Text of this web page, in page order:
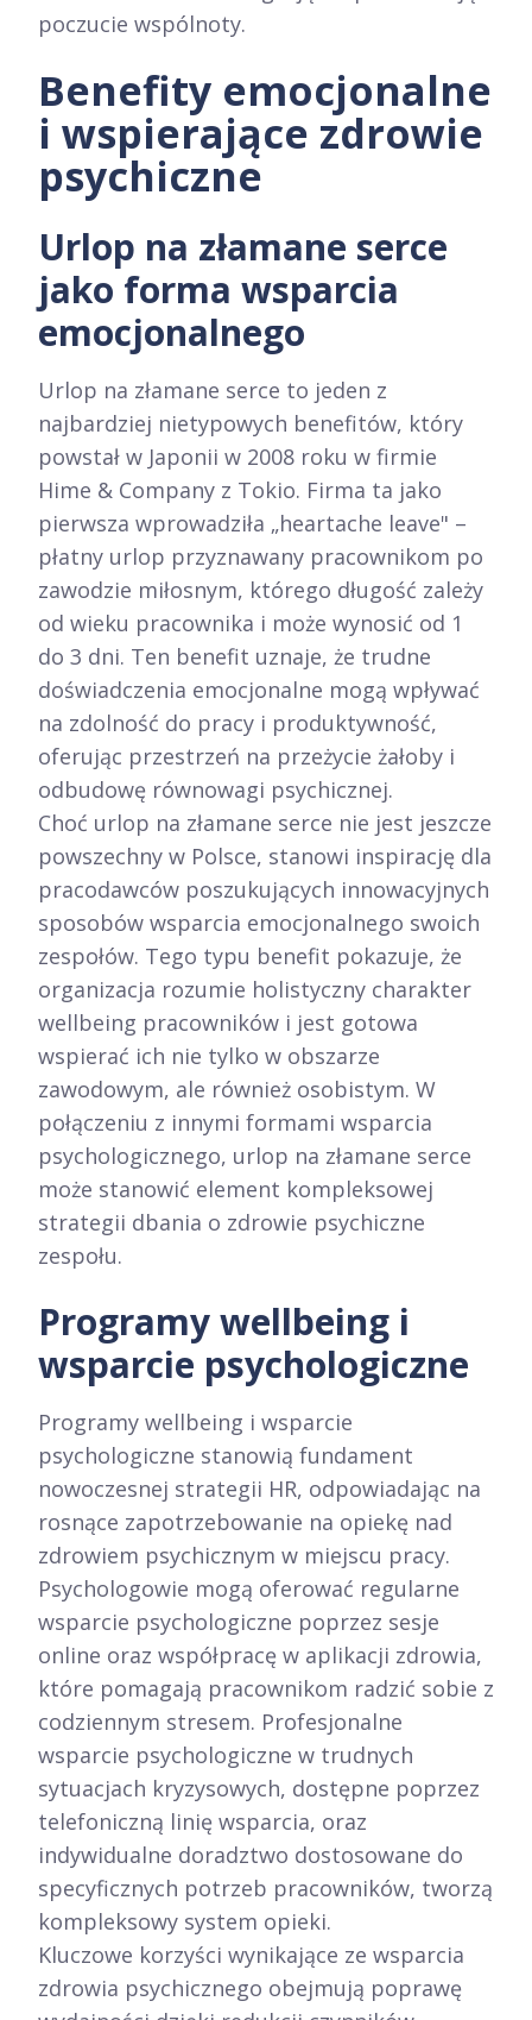
poczucie wspólnoty.​
Benefity emocjonalne
i wspierające zdrowie
psychiczne
Urlop na złamane serce
jako forma wsparcia
emocjonalnego
Urlop na złamane serce to jeden z
najbardziej nietypowych benefitów, który
powstał w Japonii w 2008 roku w firmie
Hime & Company z Tokio. Firma ta jako
pierwsza wprowadziła „heartache leave" –
płatny urlop przyznawany pracownikom po
zawodzie miłosnym, którego długość zależy
od wieku pracownika i może wynosić od 1
do 3 dni. Ten benefit uznaje, że trudne
doświadczenia emocjonalne mogą wpływać
na zdolność do pracy i produktywność,
oferując przestrzeń na przeżycie żałoby i
odbudowę równowagi psychicznej.​
Choć urlop na złamane serce nie jest jeszcze
powszechny w Polsce, stanowi inspirację dla
pracodawców poszukujących innowacyjnych
sposobów wsparcia emocjonalnego swoich
zespołów. Tego typu benefit pokazuje, że
organizacja rozumie holistyczny charakter
wellbeing pracowników i jest gotowa
wspierać ich nie tylko w obszarze
zawodowym, ale również osobistym. W
połączeniu z innymi formami wsparcia
psychologicznego, urlop na złamane serce
może stanowić element kompleksowej
strategii dbania o zdrowie psychiczne
zespołu.​
Programy wellbeing i
wsparcie psychologiczne
Programy wellbeing i wsparcie
psychologiczne stanowią fundament
nowoczesnej strategii HR, odpowiadając na
rosnące zapotrzebowanie na opiekę nad
zdrowiem psychicznym w miejscu pracy.
Psychologowie mogą oferować regularne
wsparcie psychologiczne poprzez sesje
online oraz współpracę w aplikacji zdrowia,
które pomagają pracownikom radzić sobie z
codziennym stresem. Profesjonalne
wsparcie psychologiczne w trudnych
sytuacjach kryzysowych, dostępne poprzez
telefoniczną linię wsparcia, oraz
indywidualne doradztwo dostosowane do
specyficznych potrzeb pracowników, tworzą
kompleksowy system opieki.​
Kluczowe korzyści wynikające ze wsparcia
zdrowia psychicznego obejmują poprawę